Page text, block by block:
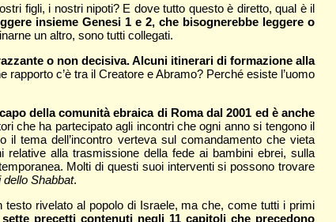
figli, i nostri nipoti? E dove tutto questo è diretto, qual è il
insieme Genesi 1 e 2, che bisognerebbe leggere o
un altro, sono tutti collegati.
o non decisiva. Alcuni itinerari di formazione alla
c’è tra il Creatore e Abramo? Perché esiste l’uomo
della comunità ebraica di Roma dal 2001 ed è anche
che ha partecipato agli incontri che ogni anno si tengono il
il tema dell’incontro verteva sul comandamento che vieta
alla trasmissione della fede ai bambini ebrei, sulla
Molti di questi suoi interventi si possono trovare
dello Shabbat.
rivelato al popolo di Israele, ma che, come tutti i primi
precetti contenuti negli 11 capitoli che precedono